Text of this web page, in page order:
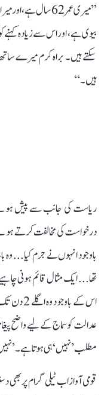
’’میری عمر 62 سال
بیوی ہے، اور اس سے زیادہ کہنے
سکتے ہیں۔ براہ کرم میرے ساتھ
ہیں۔‘‘
ریاست کی جانب سے پیش ہوئے
درخواست کی مخالفت کرتے ہوئے
باوجود انہوں نے جرم کیا... وہ
تھا... ایک مثال قائم ہونی
اس کے
عدالت کو سماج کے لیے واضح
مطلب ’نہیں‘ ہی ہوتا ہے۔
قومی آواز اب ٹیلی گرام پر